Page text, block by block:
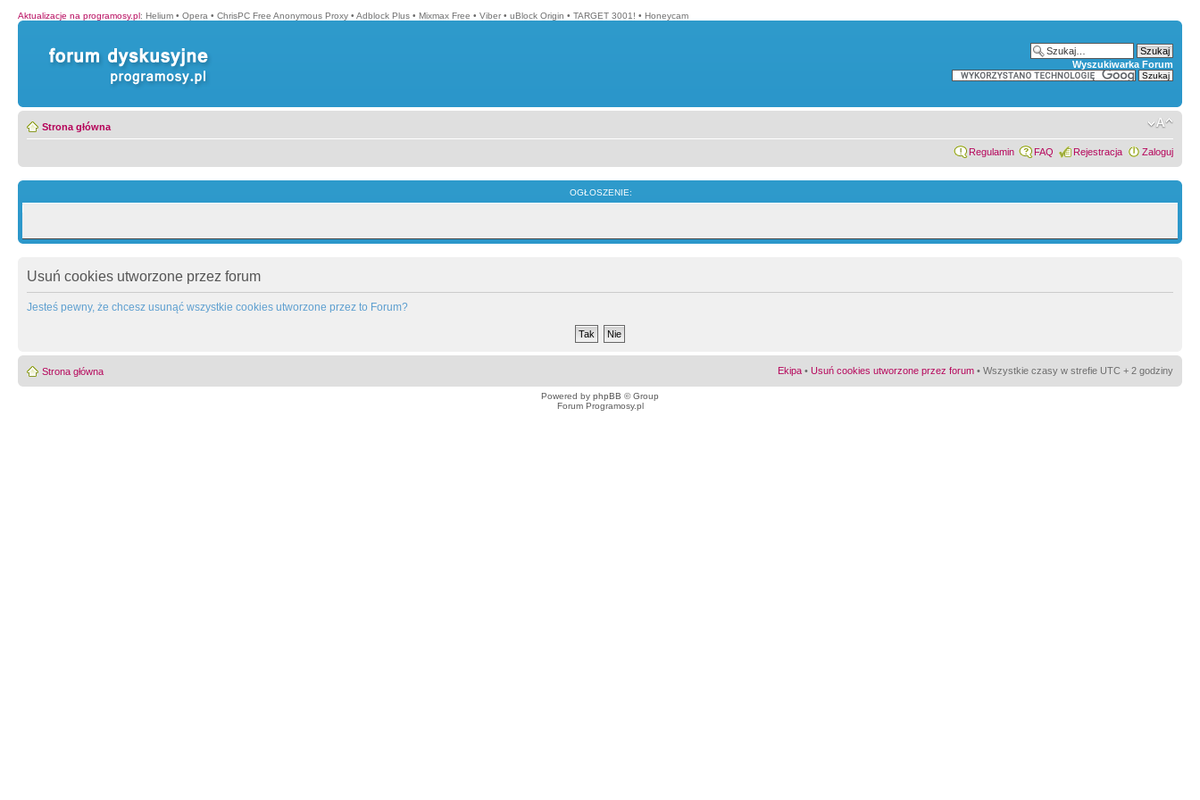
Aktualizacje na programosy.pl: Helium • Opera • ChrisPC Free Anonymous Proxy • Adblock Plus • Mixmax Free • Viber • uBlock Origin • TARGET 3001! • Honeycam
Wyszukiwarka Forum
Strona główna
Regulamin FAQ Rejestracja Zaloguj
OGŁOSZENIE:
Usuń cookies utworzone przez forum
Jesteś pewny, że chcesz usunąć wszystkie cookies utworzone przez to Forum?
Strona główna Ekipa • Usuń cookies utworzone przez forum • Wszystkie czasy w strefie UTC + 2 godziny
Powered by phpBB © Group
Forum Programosy.pl